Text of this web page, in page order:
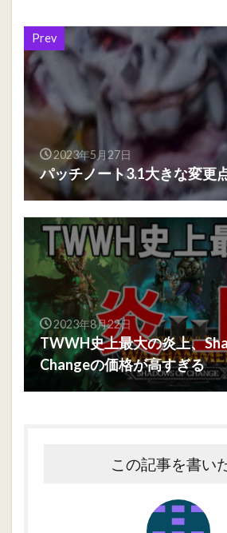
Prev
2023年5月27日
パッチノート3.1大きな変更
2023年8月22日
TWWH史上最大の炎上、
Changeの価格が高すぎる
この記事を書い